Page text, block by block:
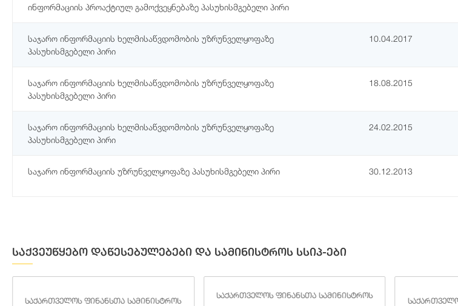
ინფორმაციის პროაქტიულ გამოქვეყნებაზე პასუხისმგებელი პირი
საჯარო ინფორმაციის ხელმისაწვდომობის უზრუნველყოფაზე
პასუხისმგებელი პირი
10.04.2017
საჯარო ინფორმაციის ხელმისაწვდომობის უზრუნველყოფაზე
პასუხისმგებელი პირი
18.08.2015
საჯარო ინფორმაციის ხელმისაწვდომობის უზრუნველყოფაზე
პასუხისმგებელი პირი
24.02.2015
საჯარო ინფორმაციის უზრუნველყოფაზე პასუხისმგებელი პირი 30.12.2013
საქვეუწყებო დაწესებულებები და სამინისტროს სსიპ-ები
საქართველოს ფინანსთა სამინისტროს
საქართველოს ფინანსთა სამინისტროს